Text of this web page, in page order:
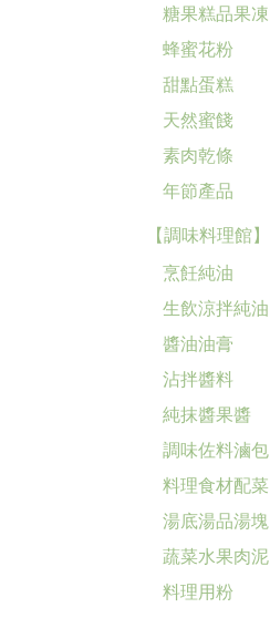
糖果糕品果凍
蜂蜜花粉
甜點蛋糕
天然蜜餞
素肉乾條
年節產品
【調味料理館】
烹飪純油
生飲涼拌純油
醬油油膏
沾拌醬料
純抹醬果醬
調味佐料滷包
料理食材配菜
湯底湯品湯塊
蔬菜水果肉泥
料理用粉